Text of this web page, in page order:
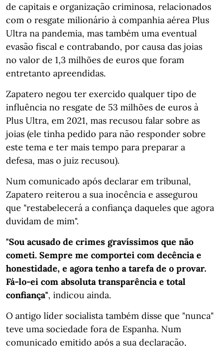
de capitais e organização criminosa, relacionados
com o resgate milionário à companhia aérea Plus
Ultra na pandemia, mas também uma eventual
evasão fiscal e contrabando, por causa das joias
no valor de 1,3 milhões de euros que foram
entretanto apreendidas.
Zapatero negou ter exercido qualquer tipo de
influência no resgate de 53 milhões de euros à
Plus Ultra, em 2021, mas recusou falar sobre as
joias (ele tinha pedido para não responder sobre
este tema e ter mais tempo para preparar a
defesa, mas o juiz recusou).
Num comunicado após declarar em tribunal,
Zapatero reiterou a sua inocência e assegurou
que "restabelecerá a confiança daqueles que agora
duvidam de mim".
"Sou acusado de crimes gravíssimos que não
cometi. Sempre me comportei com decência e
honestidade, e agora tenho a tarefa de o provar.
Fá-lo-ei com absoluta transparência e total
confiança", indicou ainda.
O antigo líder socialista também disse que "nunca"
teve uma sociedade fora de Espanha. Num
comunicado emitido após a sua declaração,